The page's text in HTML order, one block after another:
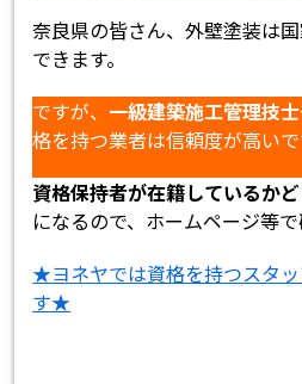
奈良県の皆さん、外壁塗装は
できます。
ですが、 一級建築施工管理技士
格を持つ業者は信頼度が高いで
資格保持者が在籍しているか
になるので、ホームページ等
★ヨネヤでは資格を持つスタ
す★